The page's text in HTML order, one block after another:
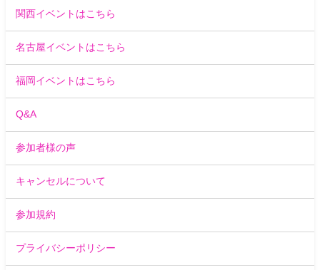
関西イベントはこちら
名古屋イベントはこちら
福岡イベントはこちら
Q&A
参加者様の声
キャンセルについて
参加規約
プライバシーポリシー